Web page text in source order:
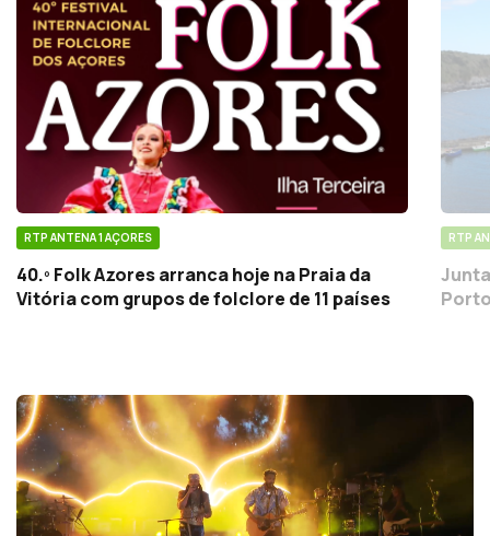
RTP ANTENA 1 AÇORES
40.º Folk Azores arranca hoje na Praia da
Vitória com grupos de folclore de 11 países
RTP